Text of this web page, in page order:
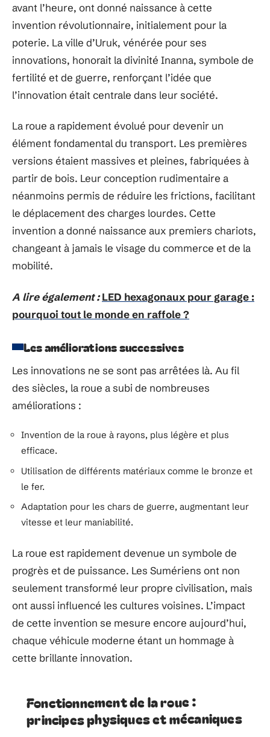
avant l’heure, ont donné naissance à cette
invention révolutionnaire, initialement pour la
poterie. La ville d’Uruk, vénérée pour ses
innovations, honorait la divinité Inanna, symbole de
fertilité et de guerre, renforçant l’idée que
l’innovation était centrale dans leur société.
La roue a rapidement évolué pour devenir un
élément fondamental du transport. Les premières
versions étaient massives et pleines, fabriquées à
partir de bois. Leur conception rudimentaire a
néanmoins permis de réduire les frictions, facilitant
le déplacement des charges lourdes. Cette
invention a donné naissance aux premiers chariots,
changeant à jamais le visage du commerce et de la
mobilité.
A lire également : LED hexagonaux pour garage :
pourquoi tout le monde en raffole ?
Les améliorations successives
Les innovations ne se sont pas arrêtées là. Au fil
des siècles, la roue a subi de nombreuses
améliorations :
Invention de la roue à rayons, plus légère et plus
efficace.
Utilisation de différents matériaux comme le bronze et
le fer.
Adaptation pour les chars de guerre, augmentant leur
vitesse et leur maniabilité.
La roue est rapidement devenue un symbole de
progrès et de puissance. Les Sumériens ont non
seulement transformé leur propre civilisation, mais
ont aussi influencé les cultures voisines. L’impact
de cette invention se mesure encore aujourd’hui,
chaque véhicule moderne étant un hommage à
cette brillante innovation.
Fonctionnement de la roue :
principes physiques et mécaniques